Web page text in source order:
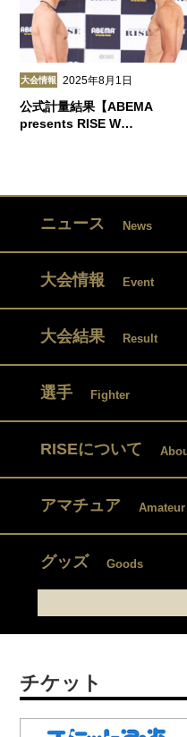
大会情報 2025年8月1日
公式計量結果【ABEMA
presents RISE W…
ニュース News
大会情報 Event
大会結果 Result
選手 Fighter
RISEについて
アマチュア Amateur
グッズ Goods
チケット